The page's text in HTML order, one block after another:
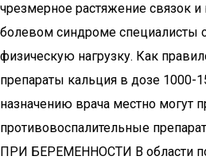
чрезмерное растяжение
болевом синдроме специалисты
физическую нагрузку. Как
препараты кальция в дозе 1000-
назначению врача местно могут
противовоспалительные
ПРИ БЕРЕМЕННОСТИ В области